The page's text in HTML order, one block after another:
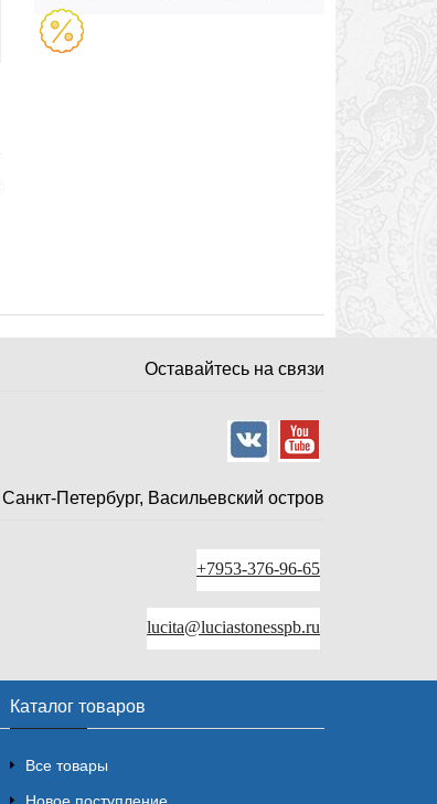
Оставайтесь на связи
Санкт-Петербург, Васильевский остров
+7953-376-96-65
lucita@luciastonesspb.ru
Каталог товаров
Все товары